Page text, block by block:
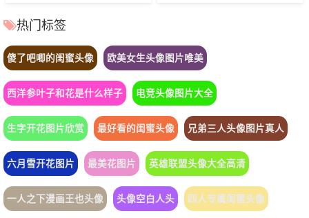
热门标签
傻了吧唧的闺蜜头像 欧美女生头像图片唯美
西洋参叶子和花是什么样子 电竞头像图片大全
生字开花图片欣赏 最好看的闺蜜头像 兄弟三人头像图片真人
六月雪开花图片 最美花图片 英雄联盟头像大全高清
一人之下漫画王也头像 头像空白人头 四人专属闺蜜头像